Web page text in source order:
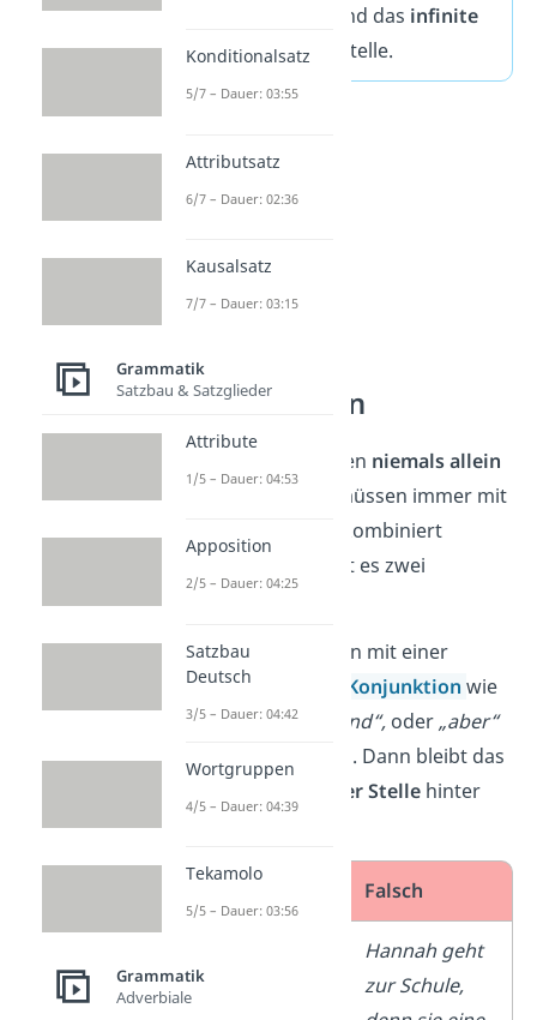
und das infinite
Verban letzter Stelle.
Satzbau von
Nebensätzen
können niemals allein
stehen, sondern müssen immer mit
einem Hauptsatz kombiniert
werden. Dabei gibt es zwei
Ein Nebensatz kann mit einer
nebenordnenden Konjunktion wie
„denn“, „oder“, „und“, oder„aber“
eingeleitet werden. Dann bleibt das
zweiter Stellehinter
Falsch
zur Schule,
Hannah geht
zur Schule,
Konditionalsatz
5/7 – Dauer: 03:55
Attributsatz
6/7 – Dauer: 02:36
Kausalsatz
7/7 – Dauer: 03:15
Grammatik
Satzbau & Satzglieder
Attribute
1/5 – Dauer: 04:53
Apposition
2/5 – Dauer: 04:25
Satzbau
Deutsch
3/5 – Dauer: 04:42
Wortgruppen
4/5 – Dauer: 04:39
Tekamolo
5/5 – Dauer: 03:56
Grammatik
Adverbiale